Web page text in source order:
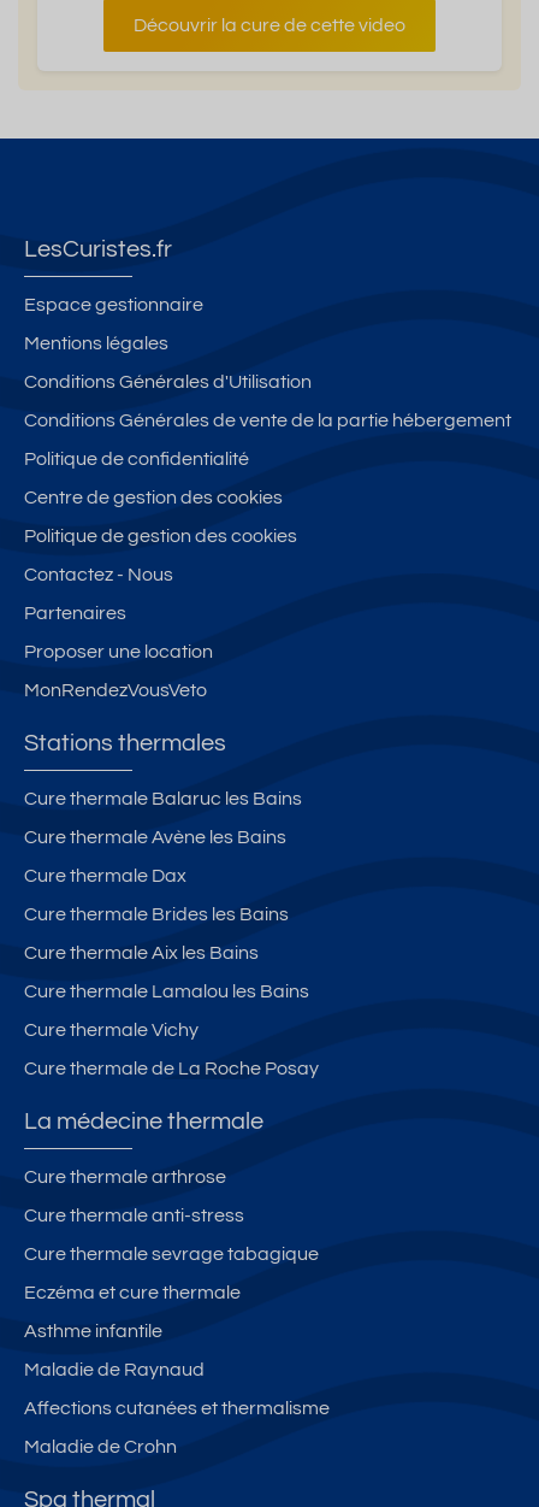
Découvrir la cure de cette video
LesCuristes.fr
Espace gestionnaire
Mentions légales
Conditions Générales d'Utilisation
Conditions Générales de vente de la partie hébergement
Politique de confidentialité
Centre de gestion des cookies
Politique de gestion des cookies
Contactez - Nous
Partenaires
Proposer une location
MonRendezVousVeto
Stations thermales
Cure thermale Balaruc les Bains
Cure thermale Avène les Bains
Cure thermale Dax
Cure thermale Brides les Bains
Cure thermale Aix les Bains
Cure thermale Lamalou les Bains
Cure thermale Vichy
Cure thermale de La Roche Posay
La médecine thermale
Cure thermale arthrose
Cure thermale anti-stress
Cure thermale sevrage tabagique
Eczéma et cure thermale
Asthme infantile
Maladie de Raynaud
Affections cutanées et thermalisme
Maladie de Crohn
Spa thermal